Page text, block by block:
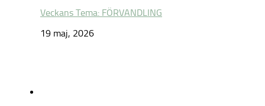
Veckans Tema: FÖRVANDLING
19 maj, 2026